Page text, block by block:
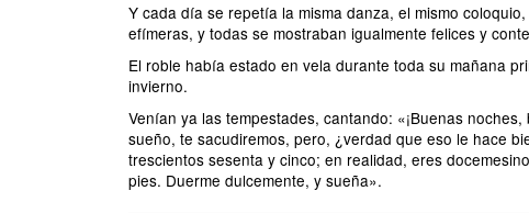
Y cada día se repetía la misma danza, el mismo
efímeras, y todas se mostraban igualmente felices y
El roble había estado en vela durante toda su mañana
invierno.
Venían ya las tempestades, cantando: «¡Buenas
sueño, te sacudiremos, pero, ¿verdad que eso le hace
trescientos sesenta y cinco; en realidad, eres
pies. Duerme dulcemente, y sueña».